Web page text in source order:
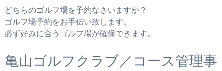
どちらのゴルフ場を予約なさいますか？
ゴルフ場予約をお手伝い致します。
必ず好みに合うゴルフ場が確保できます。
亀山ゴルフクラブ／コース管理事